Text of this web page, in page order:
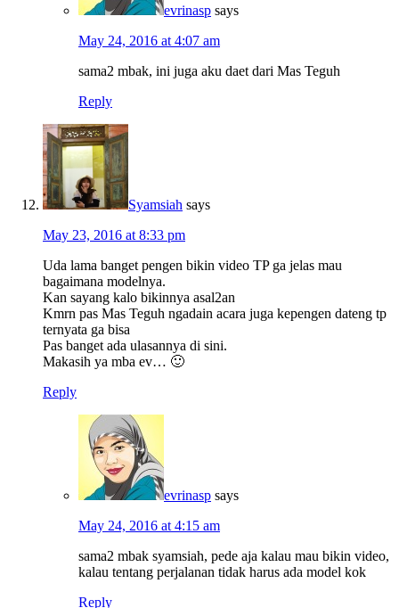
evrinasp says
May 24, 2016 at 4:07 am
sama2 mbak, ini juga aku daet dari Mas Teguh
Reply
Syamsiah says
May 23, 2016 at 8:33 pm
Uda lama banget pengen bikin video TP ga jelas mau
bagaimana modelnya.
Kan sayang kalo bikinnya asal2an
Kmrn pas Mas Teguh ngadain acara juga kepengen dateng tp
ternyata ga bisa
Pas banget ada ulasannya di sini.
Makasih ya mba ev… 🙂
Reply
evrinasp says
May 24, 2016 at 4:15 am
sama2 mbak syamsiah, pede aja kalau mau bikin video,
kalau tentang perjalanan tidak harus ada model kok
Reply